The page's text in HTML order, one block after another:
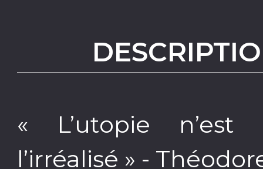
« L’utopie n’est
l’irréalisé » -